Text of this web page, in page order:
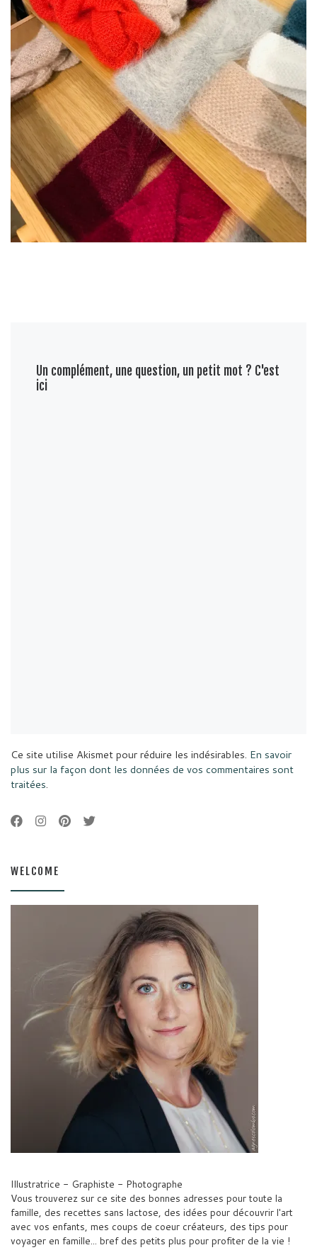
Un complément, une question, un petit mot ? C'est
ici
Ce site utilise Akismet pour réduire les indésirables. En savoir
plus sur la façon dont les données de vos commentaires sont
traitées.
WELCOME
Illustratrice - Graphiste - Photographe
Vous trouverez sur ce site des bonnes adresses pour toute la
famille, des recettes sans lactose, des idées pour découvrir l'art
avec vos enfants, mes coups de coeur créateurs, des tips pour
voyager en famille... bref des petits plus pour profiter de la vie !